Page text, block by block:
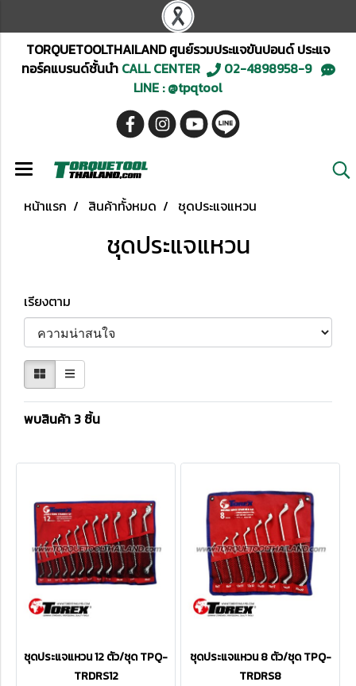
TORQUETOOLTHAILAND ศูนย์รวมประแจขันปอนด์ ประแจ
ทอร์คแบรนด์ชั้นนำCALL CENTER
02-4898958-9
LINE : @tpqtool
หน้าแรก สินค้าทั้งหมด ชุดประแจแหวน
ชุดประแจแหวน
เรียงตาม
พบสินค้า 3 ชิ้น
ชุดประแจแหวน 12 ตัว/ชุด TPQ-
TRDRS12
ชุดประแจแหวน 8 ตัว/ชุด TPQ-
TRDRS8